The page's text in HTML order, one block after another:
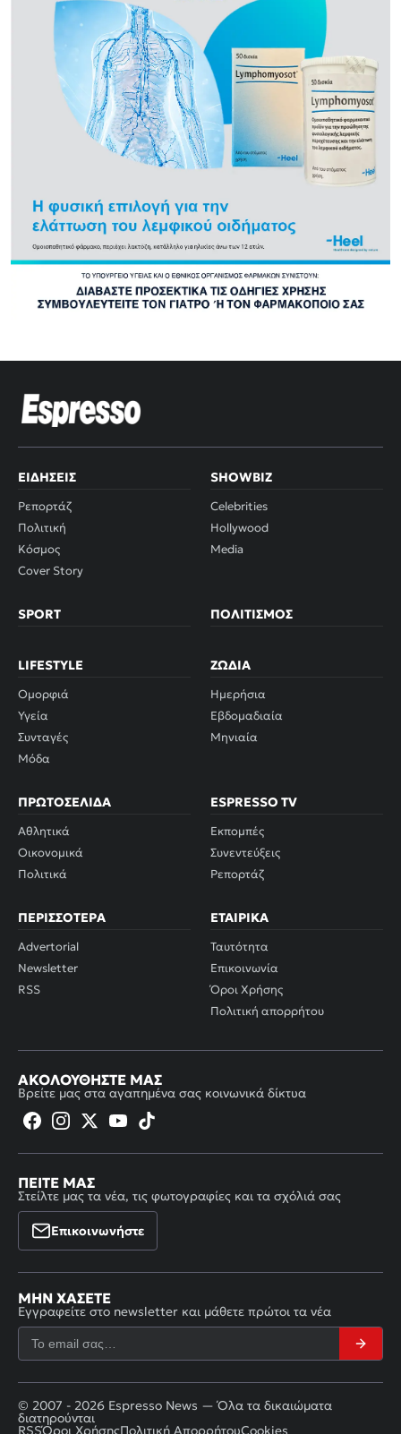
ΕΙΔΉΣΕΙΣ
Ρεπορτάζ
Πολιτική
Κόσμος
Cover Story
SHOWBIZ
Celebrities
Hollywood
Media
SPORT ΠΟΛΙΤΙΣΜΌΣ
LIFESTYLE
Ομορφιά
Υγεία
Συνταγές
Μόδα
ΖΏΔΙΑ
Ημερήσια
Εβδομαδιαία
Μηνιαία
ΠΡΩΤΟΣΈΛΙΔΑ
Αθλητικά
Οικονομικά
Πολιτικά
ESPRESSO TV
Εκπομπές
Συνεντεύξεις
Ρεπορτάζ
ΠΕΡΙΣΣΌΤΕΡΑ
Advertorial
Newsletter
RSS
ΕΤΑΙΡΙΚΆ
Ταυτότητα
Επικοινωνία
Όροι Χρήσης
Πολιτική απορρήτου
ΑΚΟΛΟΥΘΉΣΤΕ ΜΑΣ
Βρείτε μας στα αγαπημένα σας κοινωνικά δίκτυα
ΠΕΊΤΕ ΜΑΣ
Στείλτε μας τα νέα, τις φωτογραφίες και τα σχόλιά σας
Επικοινωνήστε
ΜΗΝ ΧΆΣΕΤΕ
Εγγραφείτε στο newsletter και μάθετε πρώτοι τα νέα
© 2007 - 2026 Espresso News — Όλα τα δικαιώματα
διατηρούνται